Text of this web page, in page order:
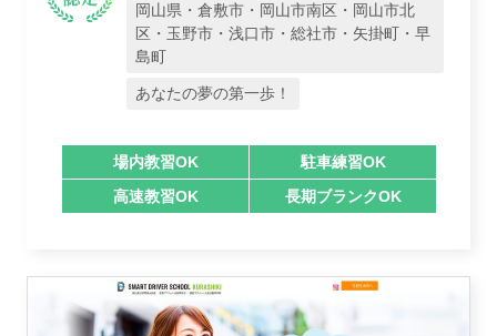
岡山県・倉敷市・岡山市南区・岡山市北
区・玉野市・浅口市・総社市・矢掛町・早
島町
あなたの夢の第一歩！
場内教習OK
駐車練習OK
高速教習OK
長期ブランクOK